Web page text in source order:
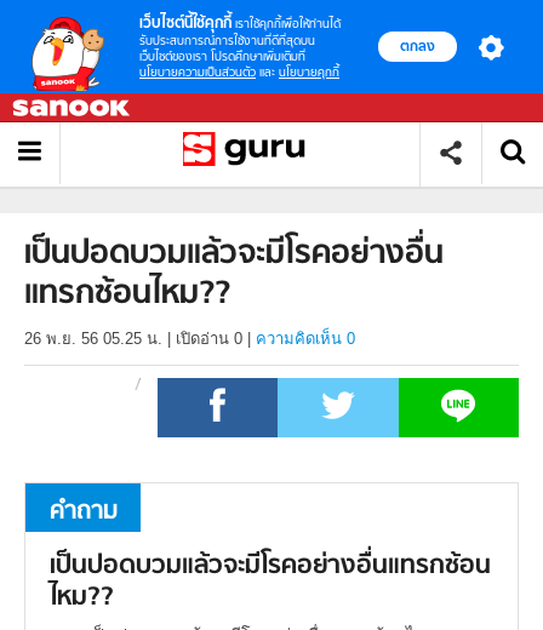
เว็บไซต์นี้ใช้คุกกี้ เราใช้คุกกี้เพื่อให้ท่านได้
รับประสบการณ์การใช้งานที่ดีที่สุดบน
เว็บไซต์ของเรา โปรดศึกษาเพิ่มเติมที่
นโยบายความเป็นส่วนตัว และ นโยบายคุกกี้
ตกลง
เป็นปอดบวมแล้วจะมีโรคอย่างอื่น
แทรกซ้อนไหม??
26 พ.ย. 56 05.25 น. เปิดอ่าน 0 ความคิดเห็น 0
คำถาม
เป็นปอดบวมแล้วจะมีโรคอย่างอื่นแทรกซ้อน
ไหม??